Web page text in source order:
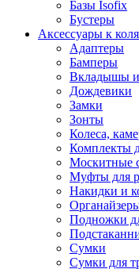
Базы Isofix
Бустеры
Аксессуары к
Адаптеры
Бамперы
Вкладышы и
Дождевики
Замки
Зонты
Колеса,
Комплекты
Москитные
Муфты для
Накидки и
Подножки
Сумки
Сумки для